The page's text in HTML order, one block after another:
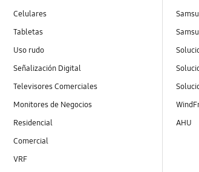
Celulares
Tabletas
Uso rudo
Señalización Digital
Televisores Comerciales
Monitores de Negocios
Residencial
Comercial
VRF
AHU